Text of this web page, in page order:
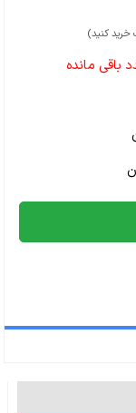
خرید کنید)
باقی مانده